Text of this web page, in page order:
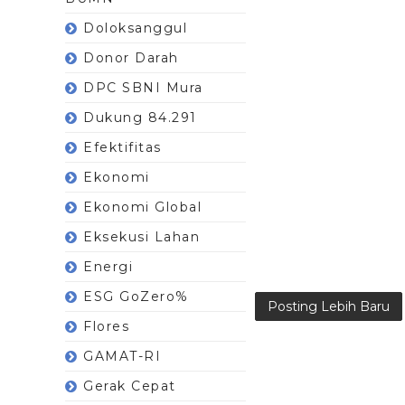
Doloksanggul
Donor Darah
DPC SBNI Mura
Dukung 84.291
Efektifitas
Ekonomi
Ekonomi Global
Eksekusi Lahan
Energi
ESG GoZero%
Flores
GAMAT-RI
Gerak Cepat
Posting Lebih Baru